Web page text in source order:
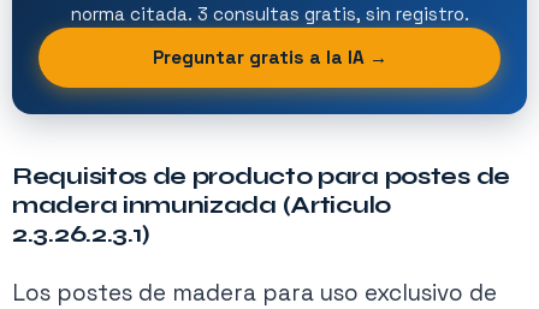
norma citada. 3 consultas gratis, sin registro.
Preguntar gratis a la IA →
Requisitos de producto para postes de
madera inmunizada (Articulo
2.3.26.2.3.1)
Los postes de madera para uso exclusivo de